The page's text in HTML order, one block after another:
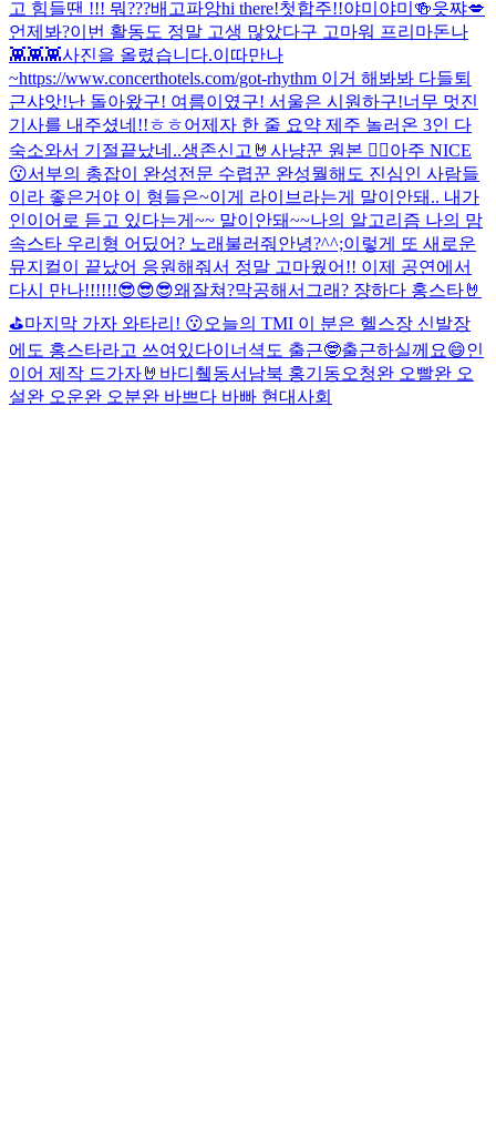
고 힘들땐 !!! 뭐???배고파앙hi there!첫합주!!야미야미🍻읏쨔💋
언제봐?이번 활동도 정말 고생 많았다구 고마워 프리마돈나
👾👾👾사진을 올렸습니다.이따만나
~https://www.concerthotels.com/got-rhythm 이거 해봐봐 다들퇴
근샤앗!난 돌아왔구! 여름이였구! 서울은 시원하구!너무 멋진
기사를 내주셨네!!ㅎㅎ어제자 한 줄 요약 제주 놀러온 3인 다
숙소와서 기절끝났네..생존신고🤘 사냥꾼 원본 🙂‍↕️아주 NICE
😗서부의 총잡이 완성전문 수렵꾼 완성뭘해도 진심인 사람들
이라 좋은거야 이 형들은~이게 라이브라는게 말이안돼.. 내가
인이어로 듣고 있다는게~~ 말이안돼~~나의 알고리즘 나의 맘
속스타 우리형 어딨어? 노래불러줘 안녕?^^;이렇게 또 새로운
뮤지컬이 끝났어 응원해줘서 정말 고마웠어!! 이제 공연에서
다시 만나!!!!!!😎😎😎왜잘쳐?막공해서그래? 쟝하다 홍스타🤘
⛳️마지막 가자 와타리! 😗오늘의 TMI 이 분은 헬스장 신발장
에도 홍스타라고 쓰여있다이너셕도 출근🤓출근하실께요😄인
이어 제작 드가자🤘 바디췤동서남북 홍기동오청완 오빨완 오
설완 오운완 오분완 바쁘다 바빠 현대사회